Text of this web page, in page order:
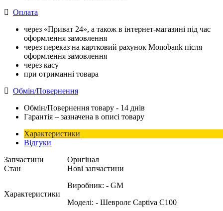
Оплата
через «Приват 24», а також в інтернет-магазині під час
оформлення замовлення
через переказ на картковий рахунок Monobank після
оформлення замовлення
через касу
при отриманні товара
Обмін/Повернення
Обмін/Повернення товару - 14 днів
Гарантія – зазначена в описі товару
Характеристики
Відгуки
Запчастини
Оригінал
Стан
Нові запчастини
Характеристики
Виробник: - GM
Моделі: - Шевролє Captiva C100